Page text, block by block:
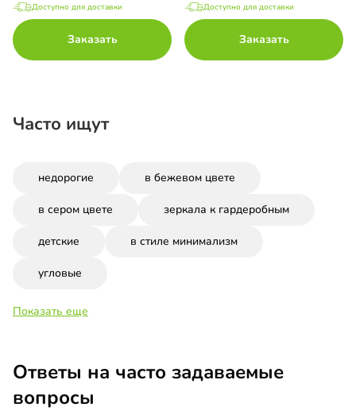
Доступно для доставки
Заказать
Доступно для доставки
Заказать
Часто ищут
недорогие в бежевом цвете
в сером цвете зеркала к гардеробным
детские в стиле минимализм
угловые
Показать еще
Ответы на часто задаваемые
вопросы